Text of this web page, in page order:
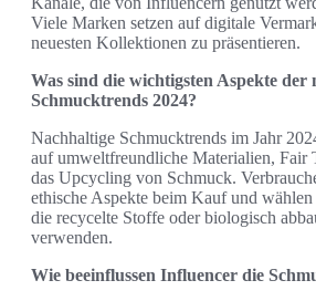
Viele Marken setzen auf digitale
neuesten Kollektionen zu präsentieren.
Was sind die wichtigsten Aspekte der
Schmucktrends 2024?
Nachhaltige Schmucktrends im Jahr
auf umweltfreundliche Materialien, Fair
das Upcycling von Schmuck.
ethische Aspekte beim Kauf und
die recycelte Stoffe oder biologisch
verwenden.
Wie beeinflussen Influencer die